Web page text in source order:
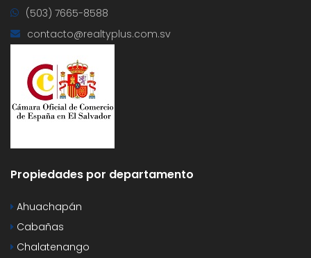
(503) 7665-8588
contacto@realtyplus.com.sv
Propiedades por departamento
Ahuachapán
Cabañas
Chalatenango